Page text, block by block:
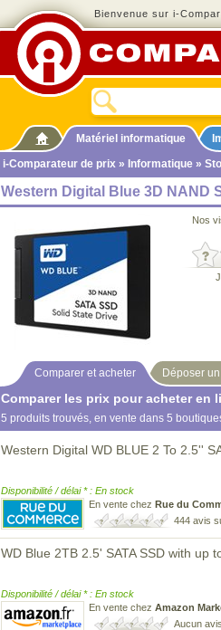
Bienvenue sur i-
Matériel informatique
i-Comparateur de prix » Informatique »
Western Digital Blue 3D NAND
Nos
Comparer et acheter Déposer
Comparer les prix pour acheter en
5 produits trouvés, en vente dans 5
Western Digital WD BLUE 2 To 2.5''
Disponibilité / délai * : En stock
En vente chez Rue du
444 avis
WD Blue 2TB 2.5' SATA SSD with up
Disponibilité / délai * : En stock
En vente chez Amazon
Aucun